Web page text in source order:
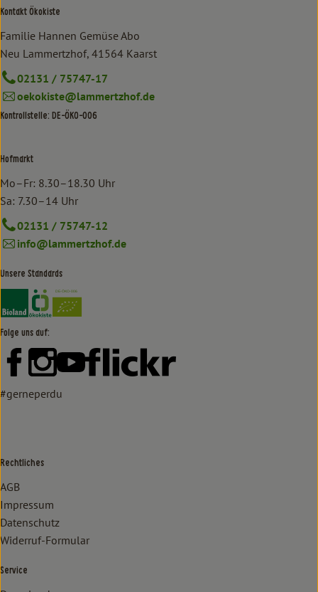
Kontakt Ökokiste
Familie Hannen Gemüse Abo
Neu Lammertzhof, 41564 Kaarst
02131 / 75747-17
oekokiste@lammertzhof.de
Kontrollstelle: DE-ÖKO-006
Hofmarkt
Mo–Fr: 8.30–18.30 Uhr
Sa: 7.30–14 Uhr
02131 / 75747-12
info@lammertzhof.de
Unsere Standards
Externer Link zu https://www.bioland.de/verbraucher
Externer Link zu https://www.oekokiste.de/
Folge uns auf:
Externer Link zu https://www.facebook.com/lammertzhof/
Externer Link zu https://www.instagram.com/
Externer Link zu https://www.youtube.com/
Externer Link zu https://
#gerneperdu
Rechtliches
AGB
Impressum
Datenschutz
Widerruf-Formular
Service